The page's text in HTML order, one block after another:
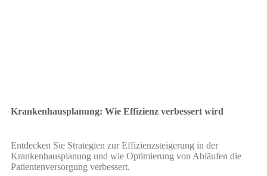
Krankenhausplanung: Wie Effizienz verbessert wird
Entdecken Sie Strategien zur Effizienzsteigerung in der
Krankenhausplanung und wie Optimierung von Abläufen die
Patientenversorgung verbessert.